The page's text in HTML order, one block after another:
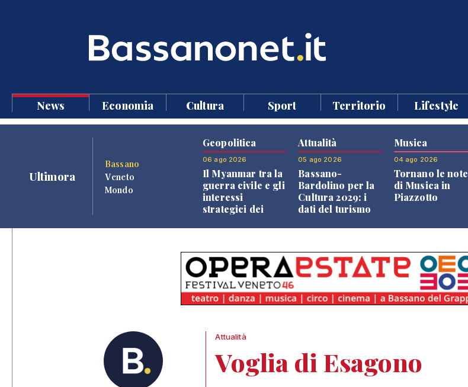
News Economia Cultura Sport Territorio Lifestyle
Ultimora
Bassano
Veneto
Mondo
Geopolitica
06 ago 2026
Il Myanmar tra la
guerra civile e gli
interessi
strategici dei
Attualità
05 ago 2026
Bassano-
Bardolino per la
Cultura 2029: i
dati del turismo
Musica
04 ago 2026
Tornano le note
di Musica in
Piazzotto
Attualità
Voglia di Esagono